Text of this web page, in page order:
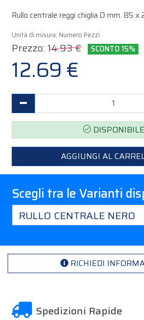
Unità di misura: Numero Pezzi
Prezzo: 14.93 € SCONTO 15%
12.69 €
DISPONIBILE
AGGIUNGI AL
Scegli tra le Varianti
RULLO CENTRALE NERO
RICHIEDI
Spedizioni Rapide